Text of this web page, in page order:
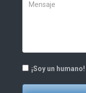
¡Soy un humano!